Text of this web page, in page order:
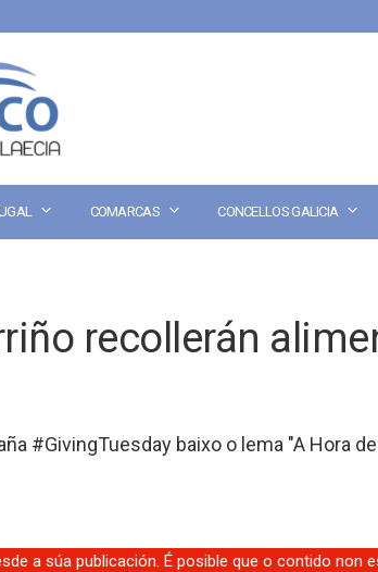
COMARCAS CONCELLOS GALICIA
recollerán
#GivingTuesday baixo o lema "A Hora de
a súa publicación. É posible que o contido non